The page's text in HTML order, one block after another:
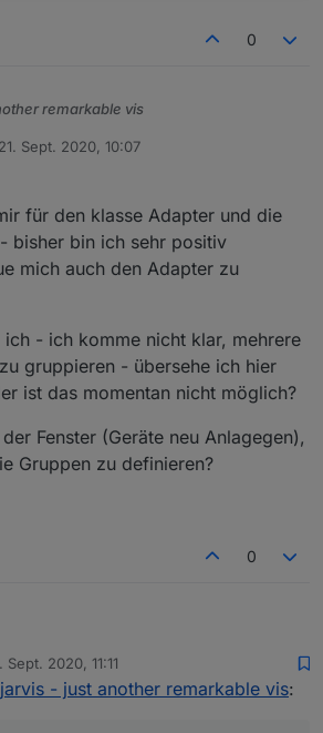
0
remarkable vis
genutzt werden, aber sehr
werden können.
und passt sich der Größe des
flexibel konfigurierbar. Es können optional
Tabs verwendet werden. Jeder Tab kann
spezielle Konfigurationsmöglichkeiten
weniger flexibel als ioBroker.vis, aber
standardisiertes Design, um schnell eine
hat, sollte (weiterhin)
- insbesondere zur Konfiguration -
.
eure gewünschten Feature Requests ab:
Requests abzustimmen:
21. Sept. 2020, 10:07
von
für den klasse Adapter und die
bisher bin ich sehr positiv
mich auch den Adapter zu
ich - ich komme nicht klar, mehrere
gruppieren - übersehe ich hier
ist das momentan nicht möglich?
Fenster (Geräte neu Anlagegen),
Gruppen zu definieren?
0
ich mir für den klasse Adapter und die
- bisher bin ich sehr positiv
Sept. 2020, 11:11
von
jarvis - just another remarkable vis: